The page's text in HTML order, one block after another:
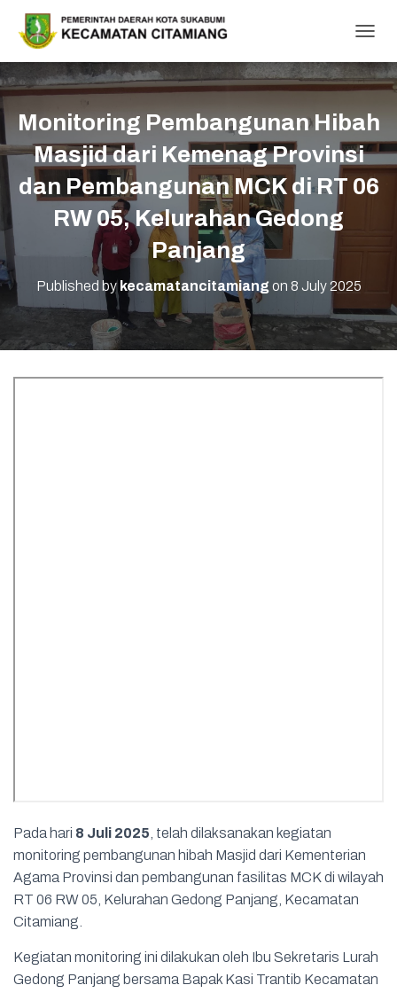
O
G
L
E
N
A
V
Monitoring Pembangunan Hibah
Masjid dari Kemenag Provinsi
dan Pembangunan MCK di RT 06
RW 05, Kelurahan Gedong
Panjang
Published by kecamatancitamiangon 8 July 2025
Pada hari 8 Juli 2025 , telah dilaksanakan kegiatan
monitoring pembangunan hibah Masjid dari Kementerian
Agama Provinsi dan pembangunan fasilitas MCK di wilayah
RT 06 RW 05, Kelurahan Gedong Panjang, Kecamatan
Citamiang.
Kegiatan monitoring ini dilakukan oleh Ibu Sekretaris Lurah
Gedong Panjang bersama Bapak Kasi Trantib Kecamatan